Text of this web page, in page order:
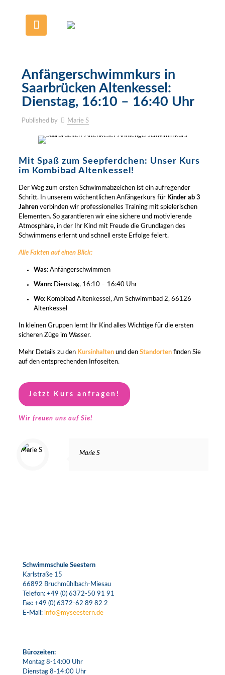
Anfängerschwimmkurs in
Saarbrücken Altenkessel:
Dienstag, 16:10 – 16:40 Uhr
Published by Marie S
Mit Spaß zum Seepferdchen: Unser Kurs
im Kombibad Altenkessel!
Der Weg zum ersten Schwimmabzeichen ist ein aufregender
Schritt. In unserem wöchentlichen Anfängerkurs für Kinder ab 3
Jahrenverbinden wir professionelles Training mit spielerischen
Elementen. So garantieren wir eine sichere und motivierende
Atmosphäre, in der Ihr Kind mit Freude die Grundlagen des
Schwimmens erlernt und schnell erste Erfolge feiert.
Alle Fakten auf einen Blick:
Was:Anfängerschwimmen
Wann:Dienstag, 16:10 – 16:40 Uhr
Wo: Kombibad Altenkessel, Am Schwimmbad 2, 66126
Altenkessel
In kleinen Gruppen lernt Ihr Kind alles Wichtige für die ersten
sicheren Züge im Wasser.
Mehr Details zu den Kursinhaltenund den Standortenfinden Sie
auf den entsprechenden Infoseiten.
Jetzt Kurs anfragen!
Wir freuen uns auf Sie!
Marie S
Schwimmschule Seestern
Karlstraße 15
66892 Bruchmühlbach-Miesau
Telefon: +49 (0) 6372-50 91 91
Fax: +49 (0) 6372-62 89 82 2
E-Mail: info@myseestern.de
Bürozeiten:
Montag 8-14:00 Uhr
Dienstag 8-14:00 Uhr